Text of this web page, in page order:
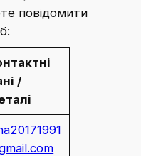
повідомити
/